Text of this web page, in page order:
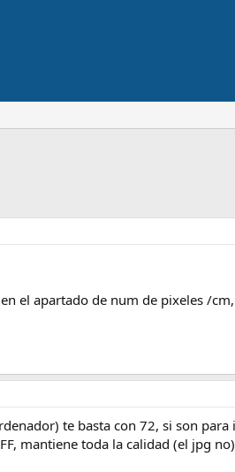
el apartado de num de pixeles /
te basta con 72, si son
mantiene toda la calidad (el jpg